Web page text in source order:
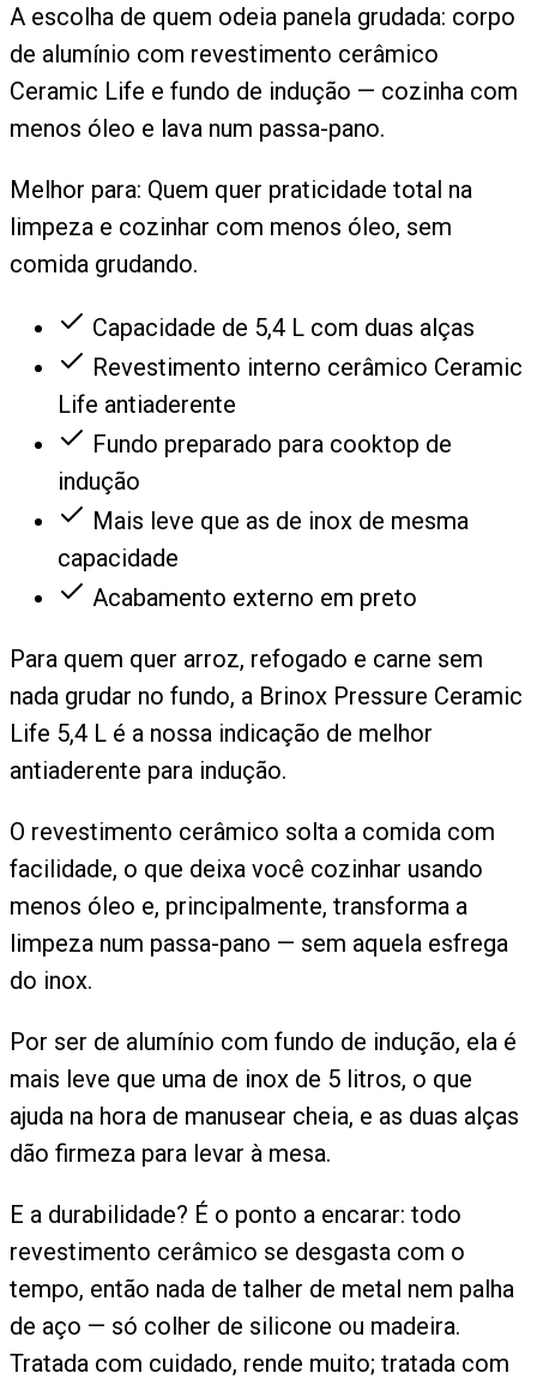
A escolha de quem odeia panela grudada: corpo
de alumínio com revestimento cerâmico
Ceramic Life e fundo de indução — cozinha com
menos óleo e lava num passa-pano.
Melhor para: Quem quer praticidade total na
limpeza e cozinhar com menos óleo, sem
comida grudando.
Capacidade de 5,4 L com duas alças
Revestimento interno cerâmico Ceramic
Life antiaderente
Fundo preparado para cooktop de
indução
Mais leve que as de inox de mesma
capacidade
Acabamento externo em preto
Para quem quer arroz, refogado e carne sem
nada grudar no fundo, a Brinox Pressure Ceramic
Life 5,4 L é a nossa indicação de melhor
antiaderente para indução.
O revestimento cerâmico solta a comida com
facilidade, o que deixa você cozinhar usando
menos óleo e, principalmente, transforma a
limpeza num passa-pano — sem aquela esfrega
do inox.
Por ser de alumínio com fundo de indução, ela é
mais leve que uma de inox de 5 litros, o que
ajuda na hora de manusear cheia, e as duas alças
dão firmeza para levar à mesa.
E a durabilidade? É o ponto a encarar: todo
revestimento cerâmico se desgasta com o
tempo, então nada de talher de metal nem palha
de aço — só colher de silicone ou madeira.
Tratada com cuidado, rende muito; tratada com